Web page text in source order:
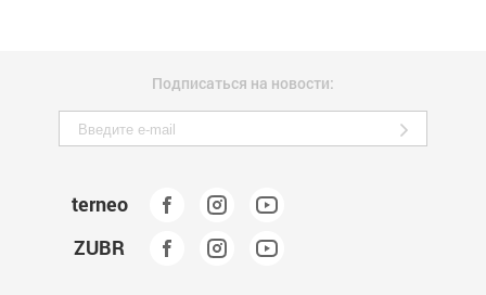
Подписаться на новости:
terneo
ZUBR